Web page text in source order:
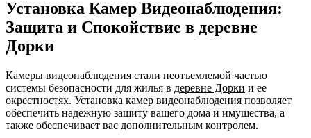
Установка Камер Видеонаблюдения:
Защита и Спокойствие в деревне
Дорки
Камеры видеонаблюдения стали неотъемлемой частью
системы безопасности для жилья в деревне Дорки и ее
окрестностях. Установка камер видеонаблюдения позволяет
обеспечить надежную защиту вашего дома и имущества, а
также обеспечивает вас дополнительным контролем.